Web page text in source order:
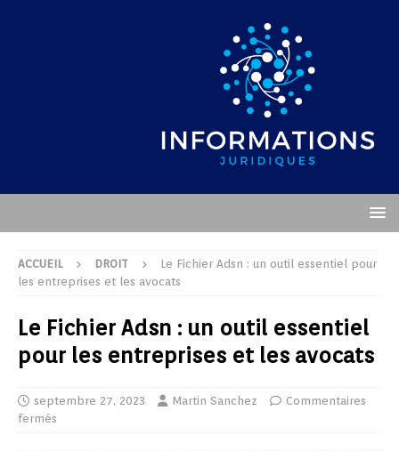
ACCUEIL DROIT
Le Fichier Adsn : un outil essentiel pour
les entreprises et les avocats
Le Fichier Adsn : un outil essentiel
pour les entreprises et les avocats
septembre 27, 2023 Martin Sanchez
Commentaires
fermés